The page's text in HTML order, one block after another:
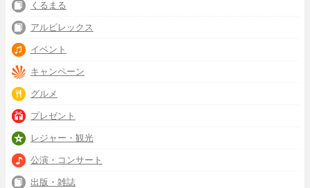
くるまる
アルビレックス
イベント
キャンペーン
グルメ
プレゼント
レジャー・観光
公演・コンサート
出版・雑誌